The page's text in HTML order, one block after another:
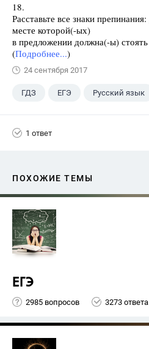
18.
Расставьте все знаки
месте которой(-ых)
в предложении должна(-ы)
(Подробнее...)
24 сентября 2017
ГДЗ ЕГЭ Русский язык
1 ответ
ПОХОЖИЕ ТЕМЫ
ЕГЭ
2985 вопросов 3273 ответа